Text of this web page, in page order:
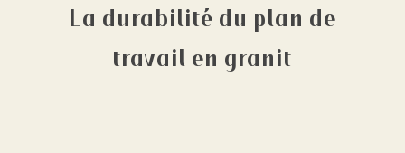
La durabilité du plan de
travail en granit